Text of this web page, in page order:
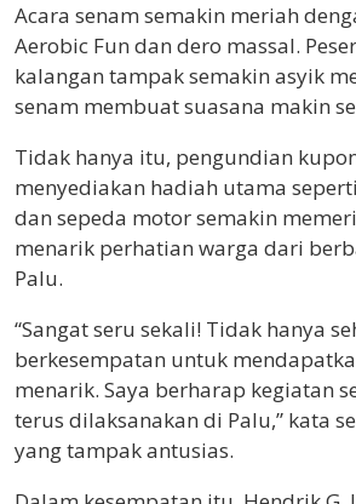
Acara senam semakin meriah
Aerobic Fun dan dero massal.
kalangan tampak semakin asyik
senam membuat suasana makin
Tidak hanya itu, pengundian
menyediakan hadiah utama
dan sepeda motor semakin
menarik perhatian warga dari
Palu.
“Sangat seru sekali! Tidak hanya
berkesempatan untuk
menarik. Saya berharap kegiatan
terus dilaksanakan di Palu,” kata
yang tampak antusias.